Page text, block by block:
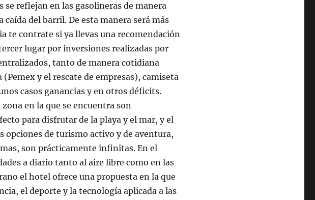
se reflejan en las gasolineras de manera
caída del barril. De esta manera será más
te contrate si ya llevas una recomendación
lugar por inversiones realizadas por
tanto de manera cotidiana
(Pemex y el rescate de empresas), camiseta
casos ganancias y en otros déficits.
en la que se encuentra son
para disfrutar de la playa y el mar, y el
opciones de turismo activo y de aventura,
son prácticamente infinitas. En el
a diario tanto al aire libre como en las
el hotel ofrece una propuesta en la que
el deporte y la tecnología aplicada a las